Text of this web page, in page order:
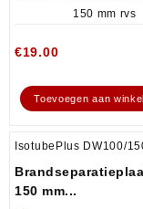
€19.00
Toevoegen aan
IsotubePlus DW100/
150 mm...